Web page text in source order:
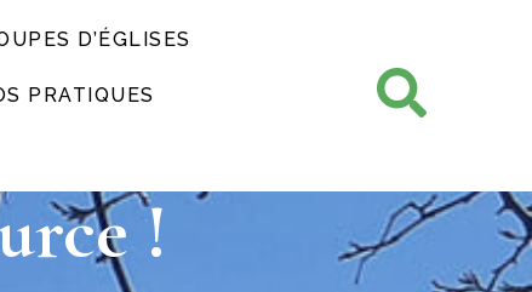
D’ÉGLISES
PRATIQUES
!